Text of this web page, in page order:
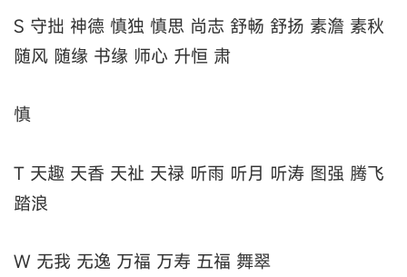
S 守拙 神德 慎独 慎思 尚志 舒畅 舒扬 素澹 素秋
随风 随缘 书缘 师心 升恒 肃
慎
T 天趣 天香 天祉 天禄 听雨 听月 听涛 图强 腾飞
踏浪
W 无我 无逸 万福 万寿 五福 舞翠